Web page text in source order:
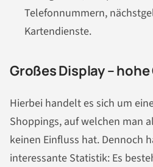
Telefonnummern,
Kartendienste.
Großes Display –
Hierbei handelt es sich um
Shoppings, auf welchen man
keinen Einfluss hat. Dennoch
interessante Statistik: Es